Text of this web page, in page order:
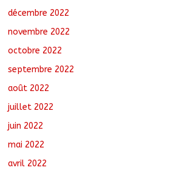
décembre 2022
novembre 2022
octobre 2022
septembre 2022
août 2022
juillet 2022
juin 2022
mai 2022
avril 2022